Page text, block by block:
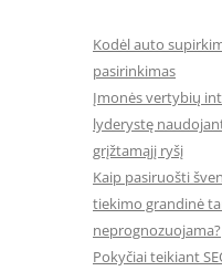
Kodėl auto
pasirinkimas
Įmonės vertybių
lyderystę
grįžtamąjį ryšį
Kaip pasiruošti
tiekimo grandinė
neprognozuojama?
Pokyčiai teikiant